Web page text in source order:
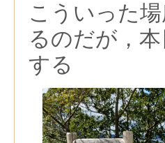
こういった
るのだが，
する